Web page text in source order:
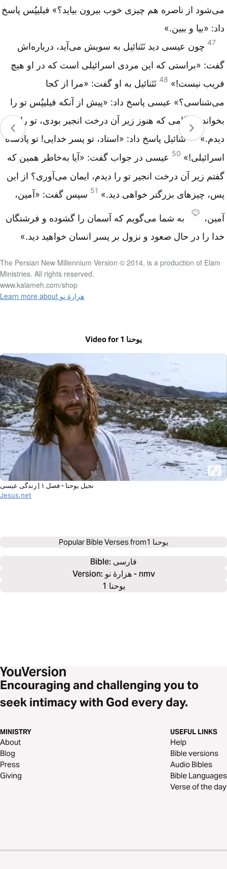
می‌شود از ناصره هم چیزی خوب بیرون بیاید؟» فیلیپُس پاسخ
داد: «بیا و ببین.»
47 چون عیسی دید نَتَنائیل به سویش می‌آید، درباره‌اش
گفت: «براستی که این مردی اسرائیلی است که در او هیچ
فریب نیست!» 48 نَتَنائیل به او گفت: «مرا از کجا
می‌شناسی؟» عیسی پاسخ داد: «پیش از آنکه فیلیپُس تو را
بخواند، هنگامی که هنوز زیر آن درخت انجیر بودی، تو را
دیدم.» 49 نَتَنائیل پاسخ داد: «استاد، تو پسر خدایی! تو پادشاه
اسرائیلی!» 50 عیسی در جواب گفت: «آیا به‌خاطر همین که
گفتم زیر آن درخت انجیر تو را دیدم، ایمان می‌آوری؟ از این
پس، چیزهای بزرگتر خواهی دید.» 51 سپس گفت: «آمین،
آمین،
به شما می‌گویم که آسمان را گشوده و فرشتگان
خدا را در حال صعود و نزول بر پسر انسان خواهید دید.»
The Persian New Millennium Version © 2014, is a production of Elam
Ministries. All rights reserved.
www.kalameh.com/shop
Learn more about هزارۀ نو
Video for یوحنا 1
نجیل یوحنا - فصل ۱ | زندگی عیسی
Jesus.net
Popular Bible Verses from یوحنا 1
Bible: فارسی
Version: هزارۀ نو - nmv
یوحنا 1
Encouraging and challenging you to
seek intimacy with God every day.
MINISTRY
About
Blog
Press
Giving
USEFUL LINKS
Help
Bible versions
Audio Bibles
Bible Languages
Verse of the day